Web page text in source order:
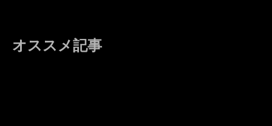
オススメ記事